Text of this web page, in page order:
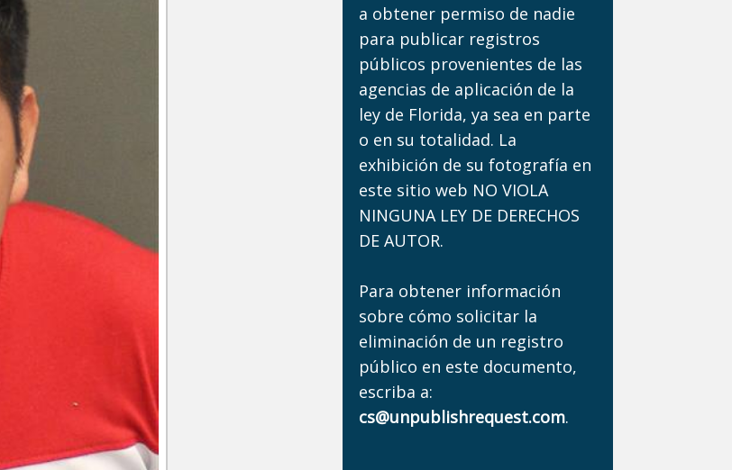
a obtener permiso de nadie
para publicar registros
públicos provenientes de las
agencias de aplicación de la
ley de Florida, ya sea en parte
o en su totalidad. La
exhibición de su fotografía en
este sitio web NO VIOLA
NINGUNA LEY DE DERECHOS
DE AUTOR.
Para obtener información
sobre cómo solicitar la
eliminación de un registro
público en este documento,
escriba a:
cs@unpublishrequest.com.